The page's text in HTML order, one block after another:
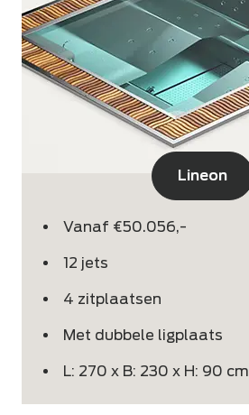
Vanaf €50.056,-
12 jets
4 zitplaatsen
Met dubbele ligplaats
L: 270 x B: 230 x H: 90 cm
Lineon